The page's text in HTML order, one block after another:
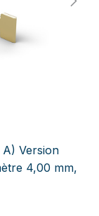
Version
4,00 mm,